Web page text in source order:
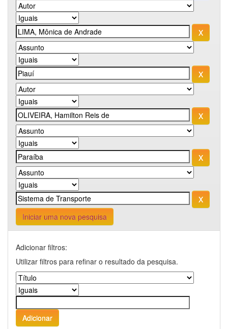
Iniciar uma nova pesquisa
Adicionar filtros:
Utilizar filtros para refinar o resultado da pesquisa.